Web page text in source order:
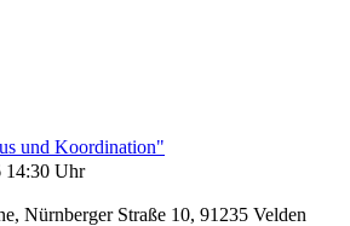
und Koordination"
14:30 Uhr
Nürnberger Straße 10, 91235 Velden